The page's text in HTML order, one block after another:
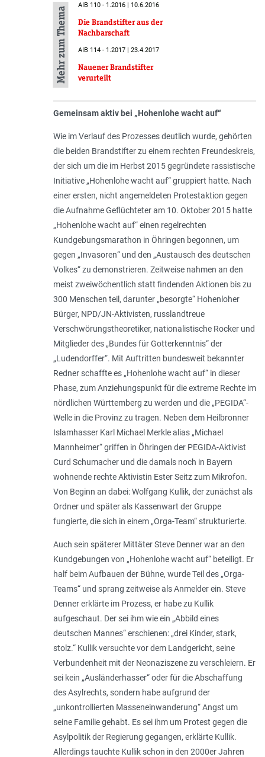
Mehr zum Thema
AIB 110 - 1.2016 | 10.6.2016
Die Brandstifter aus der
Nachbarschaft
AIB 114 - 1.2017 | 23.4.2017
Nauener Brandstifter
verurteilt
Gemeinsam aktiv bei „Hohenlohe wacht auf“
Wie im Verlauf des Prozesses deutlich wurde, gehörten
die beiden Brandstifter zu einem rechten Freundeskreis,
der sich um die im Herbst 2015 gegründete rassistische
Initiative „Hohenlohe wacht auf“ gruppiert hatte. Nach
einer ersten, nicht angemeldeten Protestaktion gegen
die Aufnahme Geflüchteter am 10. Oktober 2015 hatte
„Hohenlohe wacht auf“ einen regelrechten
Kundgebungsmarathon in Öhringen begonnen, um
gegen „Invasoren“ und den „Austausch des deutschen
Volkes“ zu demonstrieren. Zeitweise nahmen an den
meist zweiwöchentlich statt findenden Aktionen bis zu
300 Menschen teil, darunter „besorgte“ Hohenloher
Bürger, NPD/JN-Aktivisten, russlandtreue
Verschwörungstheoretiker, nationalistische Rocker und
Mitglieder des „Bundes für Gotterkenntnis“ der
„Ludendorffer“. Mit Auftritten bundesweit bekannter
Redner schaffte es „Hohenlohe wacht auf“ in dieser
Phase, zum Anziehungspunkt für die extreme Rechte im
nördlichen Württemberg zu werden und die „PEGIDA“-
Welle in die Provinz zu tragen. Neben dem Heilbronner
Isl­amhasser Karl Michael Merkle alias „Mic­hael
Mannheimer“ griffen in Öhringen der PEGIDA-Aktivist
Curd Schumacher und die damals noch in Bayern
wohnende rechte Aktivistin Ester Seitz zum Mikrofon.
Von Beginn an dabei: Wolfgang Kullik, der zunächst als
Ordner und später als Kassenwart der Gruppe
fungierte, die sich in einem „Orga-Team“ strukturierte.
Auch sein späterer Mittäter Steve Denner war an den
Kundgebungen von „Hohenlohe wacht auf“ beteiligt. Er
half beim Aufbauen der Bühne, wurde Teil des „Orga­
Teams“ und sprang zeitweise als Anmelder ein. Steve
Denner erklärte im Prozess, er habe zu Kullik
aufgeschaut. Der sei ihm wie ein „Abbild eines
deutschen Mannes“ erschienen: „drei Kinder, stark,
stolz.“ Kullik versuchte vor dem Landgericht, seine
Verbundenheit mit der Neonaziszene zu verschleiern. Er
sei kein „Ausländerhasser“ oder für die Abschaffung
des Asylrechts, sondern habe aufgrund der
„unkontrollierten Masseneinwanderung“ Angst um
seine Familie gehabt. Es sei ihm um Protest gegen die
Asylpolitik der Regierung gegangen, erklärte Kullik.
Allerdings tauchte Kullik schon in den 2000er Jahren